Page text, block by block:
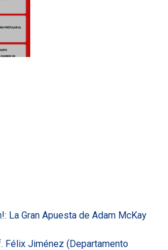
La Gran Apuesta de Adam McKay
Félix Jiménez (Departamento